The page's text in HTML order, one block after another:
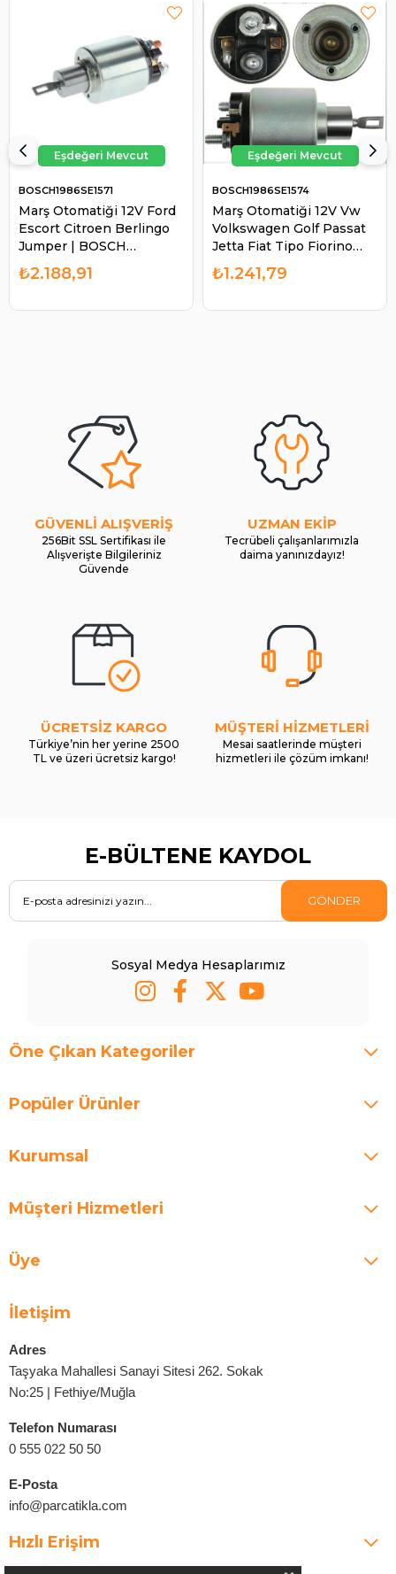
Marş Otomatiği 12V Ford
Escort Citroen Berlingo
Jumper | BOSCH
BOSCH1986SE1571
₺2.188,91
Marş Otomatiği 12V Vw
Volkswagen Golf Passat
Jetta Fiat Tipo Fiorino
100 200 Tek Fişli |
BOSCH1986SE1574
₺1.241,79
GÜVENLİ ALIŞVERİŞ
256Bit SSL Sertifikası ile
Alışverişte Bilgileriniz
Güvende
UZMAN EKİP
Tecrübeli çalışanlarımızla
daima yanınızdayız!
ÜCRETSİZ KARGO
Türkiye’nin her yerine 2500
TL ve üzeri ücretsiz kargo!
MÜŞTERİ HİZMETLERİ
Mesai saatlerinde müşteri
hizmetleri ile çözüm imkanı!
E-BÜLTENE KAYDOL
GÖNDER
Sosyal Medya Hesaplarımız
Öne Çıkan Kategoriler
Popüler Ürünler
Kurumsal
Müşteri Hizmetleri
Üye
İletişim
Adres
Taşyaka Mahallesi Sanayi Sitesi 262. Sokak
No:25 | Fethiye/Muğla
Telefon Numarası
0 555 022 50 50
E-Posta
info@parcatikla.com
Hızlı Erişim